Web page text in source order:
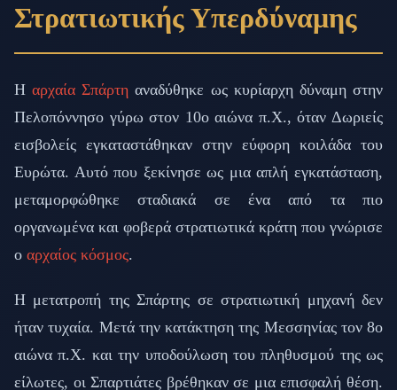
Στρατιωτικής Υπερδύναμης
Ηαρχαία Σπάρτη αναδύθηκε ως κυρίαρχη δύναμη στην
Πελοπόννησο γύρω στον 10ο αιώνα π.Χ., όταν Δωριείς
εισβολείς εγκαταστάθηκαν στην εύφορη κοιλάδα του
Ευρώτα. Αυτό που ξεκίνησε ως μια απλή εγκατάσταση,
μεταμορφώθηκε σταδιακά σε ένα από τα πιο
οργανωμένα και φοβερά στρατιωτικά κράτη που γνώρισε
ο αρχαίος κόσμος.
Η μετατροπή της Σπάρτης σε στρατιωτική μηχανή δεν
ήταν τυχαία. Μετά την κατάκτηση της Μεσσηνίας τον 8ο
αιώνα π.Χ. και την υποδούλωση του πληθυσμού της ως
είλωτες, οι Σπαρτιάτες βρέθηκαν σε μια επισφαλή θέση.